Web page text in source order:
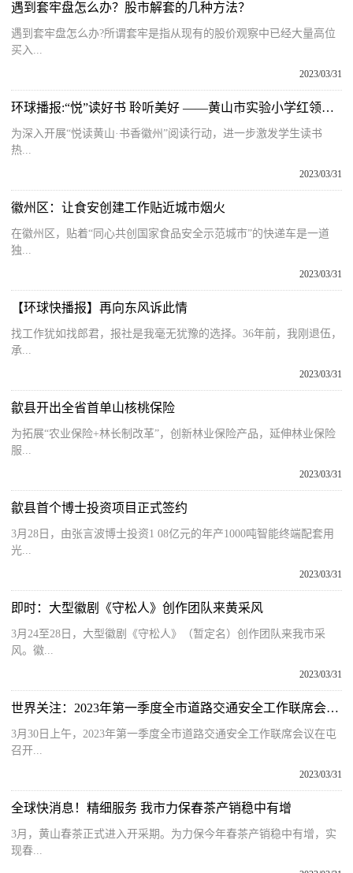
遇到套牢盘怎么办？股市解套的几种方法？
遇到套牢盘怎么办?所谓套牢是指从现有的股价观察中已经大量高位
买入...
2023/03/31
环球播报:“悦”读好书 聆听美好 ——黄山市实验小学红领巾广播站邀你一起来“悦”读啦！
为深入开展“悦读黄山·书香徽州”阅读行动，进一步激发学生读书
热...
2023/03/31
徽州区：让食安创建工作贴近城市烟火
在徽州区，贴着“同心共创国家食品安全示范城市”的快递车是一道
独...
2023/03/31
【环球快播报】再向东风诉此情
找工作犹如找郎君，报社是我毫无犹豫的选择。36年前，我刚退伍，
承...
2023/03/31
歙县开出全省首单山核桃保险
为拓展“农业保险+林长制改革”，创新林业保险产品，延伸林业保险
服...
2023/03/31
歙县首个博士投资项目正式签约
3月28日，由张言波博士投资1 08亿元的年产1000吨智能终端配套用
光...
2023/03/31
即时：大型徽剧《守松人》创作团队来黄采风
3月24至28日，大型徽剧《守松人》（暂定名）创作团队来我市采
风。徽...
2023/03/31
世界关注：2023年第一季度全市道路交通安全工作联席会议在屯召开
3月30日上午，2023年第一季度全市道路交通安全工作联席会议在屯
召开...
2023/03/31
全球快消息！精细服务 我市力保春茶产销稳中有增
3月，黄山春茶正式进入开采期。为力保今年春茶产销稳中有增，实
现春...